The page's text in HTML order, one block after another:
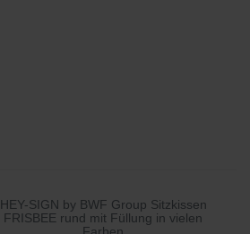
HEY-SIGN by BWF Group Sitzkissen
FRISBEE rund mit Füllung in vielen